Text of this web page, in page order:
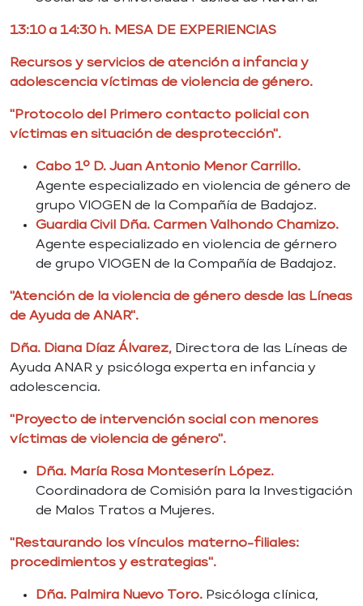
13:10 a 14:30 h. MESA DE EXPERIENCIAS
Recursos y servicios de atención a infancia y
adolescencia víctimas de violencia de género.
"Protocolo del Primero contacto policial con
víctimas en situación de desprotección".
Cabo 1º D. Juan Antonio Menor Carrillo.
Agente especializado en violencia de género de
grupo VIOGEN de la Compañía de Badajoz.
Guardia Civil Dña. Carmen Valhondo Chamizo.
Agente especializado en violencia de gérnero
de grupo VIOGEN de la Compañía de Badajoz.
"Atención de la violencia de género desde las Líneas
de Ayuda de ANAR".
Dña. Diana Díaz Álvarez, Directora de las Líneas de
Ayuda ANAR y psicóloga experta en infancia y
adolescencia.
"Proyecto de intervención social con menores
víctimas de violencia de género".
Dña. María Rosa Monteserín López.
Coordinadora de Comisión para la Investigación
de Malos Tratos a Mujeres.
"Restaurando los vínculos materno-filiales:
procedimientos y estrategias".
Dña. Palmira Nuevo Toro. Psicóloga clínica,